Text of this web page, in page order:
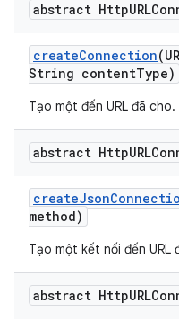
abstract Http
createConnection
String contentType)
Tạo một đến URL đã cho.
abstract Http
createJson
method)
Tạo một kết nối đến URL
abstract Http